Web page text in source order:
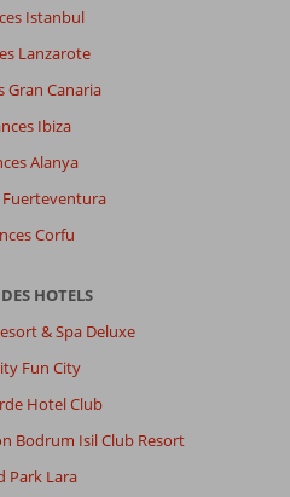
Istanbul
Lanzarote
Gran Canaria
Ibiza
Alanya
Fuerteventura
Corfu
HOTELS
& Spa Deluxe
Fun City
Hotel Club
Bodrum Isil Club Resort
Park Lara